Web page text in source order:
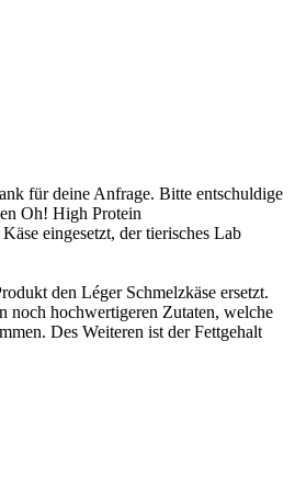
für deine Anfrage. Bitte entschuldige
Oh! High Protein
eingesetzt, der tierisches Lab
den Léger Schmelzkäse ersetzt.
noch hochwertigeren Zutaten, welche
Des Weiteren ist der Fettgehalt